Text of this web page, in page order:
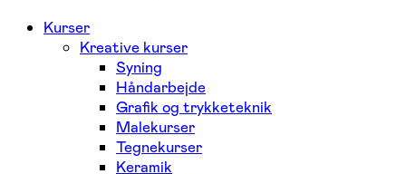
Kurser
Kreative kurser
Syning
Håndarbejde
Grafik og trykketeknik
Malekurser
Tegnekurser
Keramik